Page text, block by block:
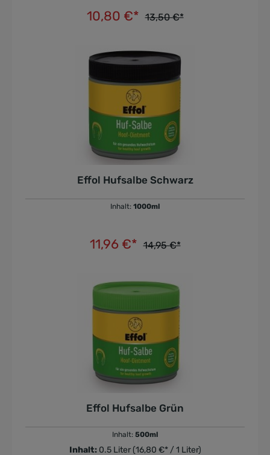
10,80 €* 13,50 €*
In den Warenkorb
Effol Hufsalbe Schwarz
Inhalt: 1000ml
11,96 €* 14,95 €*
In den Warenkorb
Effol Hufsalbe Grün
Inhalt: 500ml
Inhalt: 0.5 Liter (16,80 €* / 1 Liter)